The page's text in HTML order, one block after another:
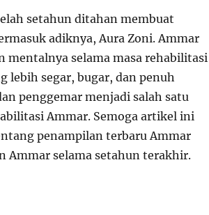
setahun ditahan membuat
adiknya, Aura Zoni. Ammar
mentalnya selama masa rehabilitasi
lebih segar, bugar, dan penuh
penggemar menjadi salah satu
Ammar. Semoga artikel ini
penampilan terbaru Ammar
Ammar selama setahun terakhir.